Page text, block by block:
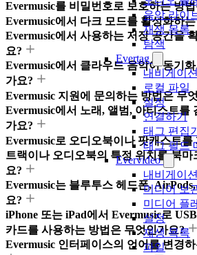
음악 라이
재생 목록
탐색
Evertag
내비게이
로컬 파일
설정
연결하기
태그 편집기
태그 필드
Evervideo
내비게이션
미디어 보
미디어 플
설정
재생 목록
파일
Evermusic를 비밀번호로 보호하는 방
Evermusic에서 다크 모드를 활성화하
Evermusic에서 사용하는 저장 공간을
요?
Evermusic에서 클라우드 음악이 동기
가요?
Evermusic 지원에 문의하는 방법은 무
Evermusic에서 노래, 앨범, 아티스트를
가요?
Evermusic로 오디오북이나 팟캐스트를
트랙이나 오디오북의 특정 위치를 북
요?
Evermusic는 블루투스 헤드폰,
요?
iPhone 또는 iPad에서 Evermusic로
카드를 사용하는 방법은 무엇인가요?
Evermusic 인터페이스의 언어를 변경